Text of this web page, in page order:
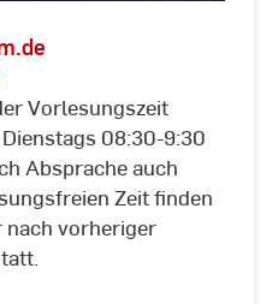
Vorlesungszeit
08:30-9:30
Absprache auch
Zeit finden
vorheriger